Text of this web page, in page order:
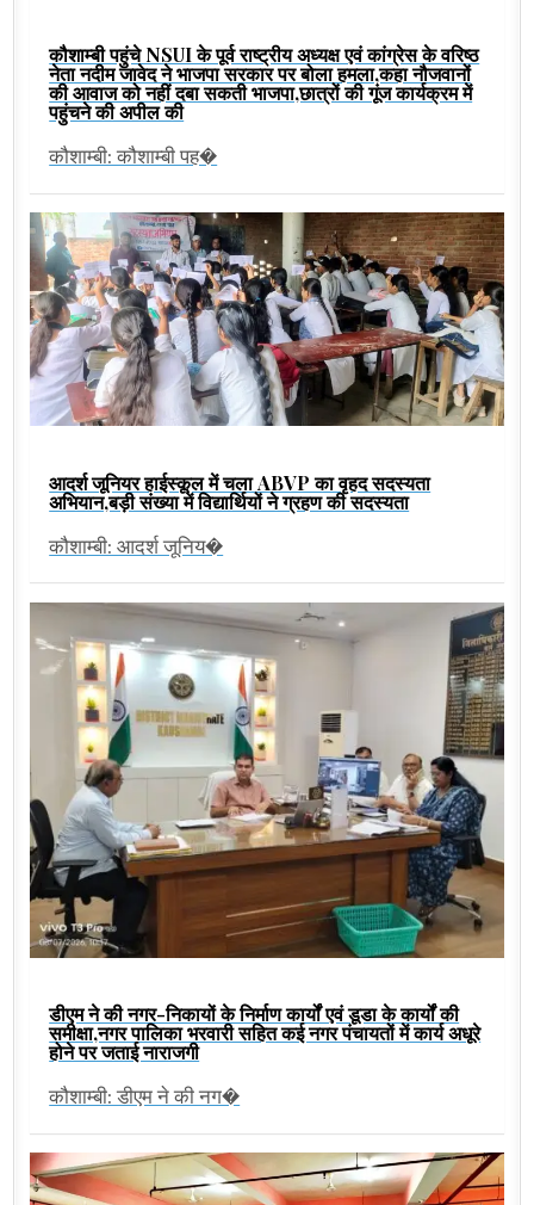
कौशाम्बी पहुंचे NSUI के पूर्व राष्ट्रीय अध्यक्ष एवं कांग्रेस के वरिष्ठ
नेता नदीम जावेद ने भाजपा सरकार पर बोला हमला,कहा नौजवानों
की आवाज को नहीं दबा सकती भाजपा,छात्रों की गूंज कार्यक्रम में
पहुंचने की अपील की
कौशाम्बी: कौशाम्बी पह�
आदर्श जूनियर हाईस्कूल में चला ABVP का वृहद सदस्यता
अभियान,बड़ी संख्या में विद्यार्थियों ने ग्रहण की सदस्यता
कौशाम्बी: आदर्श जूनिय�
डीएम ने की नगर-निकायों के निर्माण कार्यों एवं डूडा के कार्यों की
समीक्षा,नगर पालिका भरवारी सहित कई नगर पंचायतों में कार्य अधूरे
होने पर जताई नाराजगी
कौशाम्बी: डीएम ने की नग�